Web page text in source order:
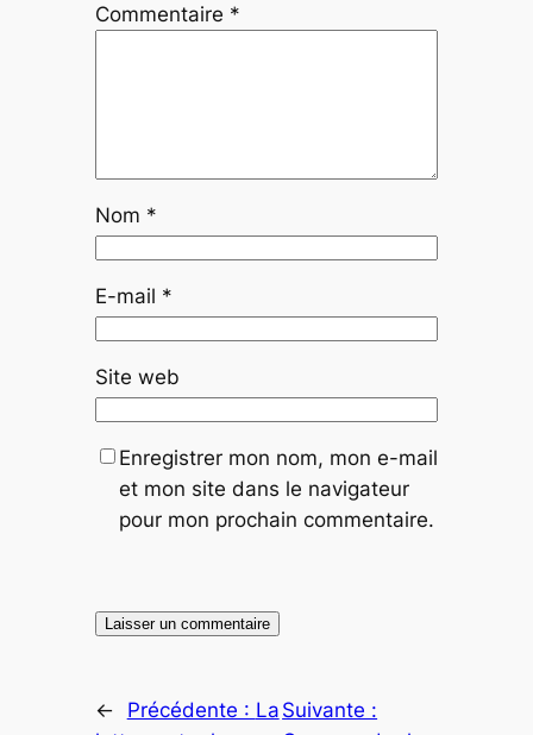
Commentaire *
Nom *
E-mail *
Site web
Enregistrer mon nom, mon e-mail
et mon site dans le navigateur
pour mon prochain commentaire.
← Précédente : La Suivante :